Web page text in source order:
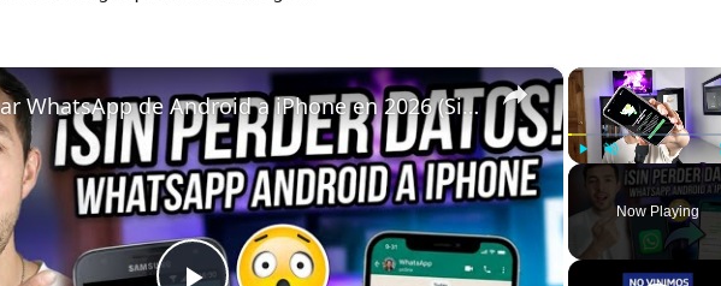
Play Unmute
Now Playing
×
Cómo pasar WhatsApp de Android a iPhone en 2026 (Sin formatear y SIN PERDER DATOS)